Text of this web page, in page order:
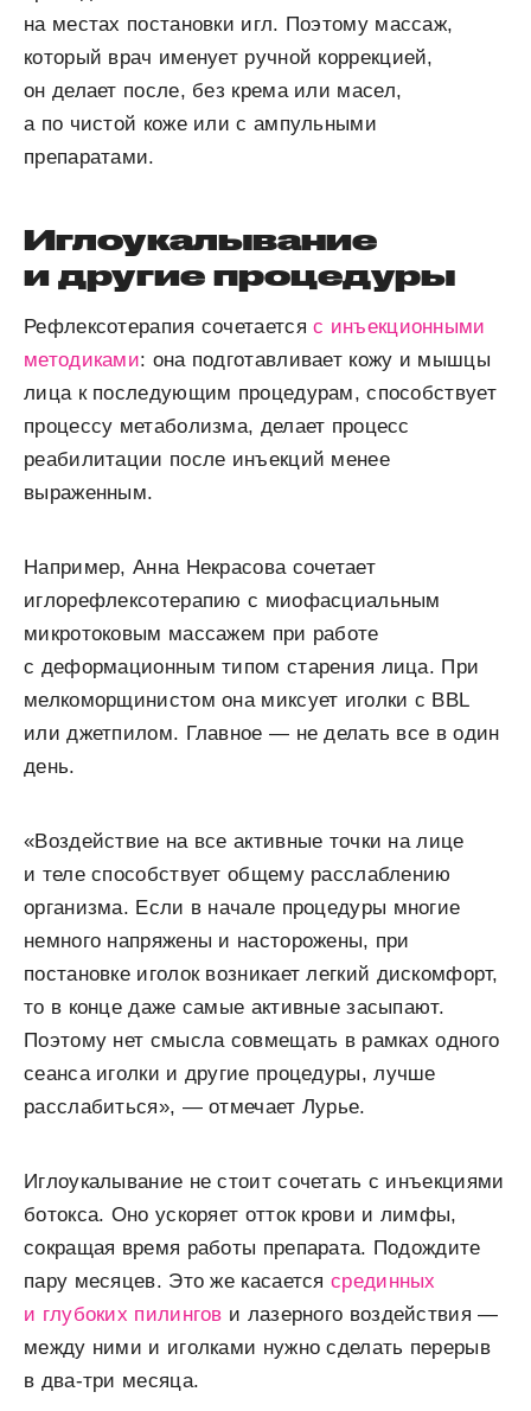
на местах постановки игл. Поэтому массаж,
который врач именует ручной коррекцией,
он делает после, без крема или масел,
а по чистой коже или с ампульными
препаратами.
Иглоукалывание
и другие процедуры
Рефлексотерапия сочетаетсяс инъекционными
методиками: она подготавливает кожу и мышцы
лица к последующим процедурам, способствует
процессу метаболизма, делает процесс
реабилитации после инъекций менее
выраженным.
Например, Анна Некрасова сочетает
иглорефлексотерапию с миофасциальным
микротоковым массажем при работе
с деформационным типом старения лица. При
мелкоморщинистом она миксует иголки с BBL
или джетпилом. Главное — не делать все в один
день.
«Воздействие на все активные точки на лице
и теле способствует общему расслаблению
организма. Если в начале процедуры многие
немного напряжены и насторожены, при
постановке иголок возникает легкий дискомфорт,
то в конце даже самые активные засыпают.
Поэтому нет смысла совмещать в рамках одного
сеанса иголки и другие процедуры, лучше
расслабиться», — отмечает Лурье.
Иглоукалывание не стоит сочетать с инъекциями
ботокса. Оно ускоряет отток крови и лимфы,
сокращая время работы препарата. Подождите
пару месяцев. Это же касаетсясрединных
и глубоких пилингов и лазерного воздействия —
между ними и иголками нужно сделать перерыв
в два-три месяца.